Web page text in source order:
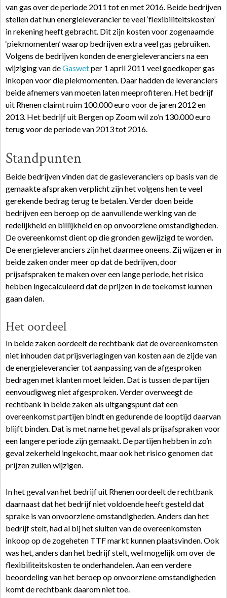
van gas over de periode 2011 tot en met 2016. Beide bedrijven
stellen dat hun energieleverancier te veel ‘flexibiliteitskosten’
in rekening heeft gebracht. Dit zijn kosten voor zogenaamde
‘piekmomenten’ waarop bedrijven extra veel gas gebruiken.
Volgens de bedrijven konden de energieleveranciers na een
wijziging van deGaswetper 1 april 2011 veel goedkoper gas
inkopen voor die piekmomenten. Daar hadden de leveranciers
beide afnemers van moeten laten meeprofiteren. Het bedrijf
uit Rhenen claimt ruim 100.000 euro voor de jaren 2012 en
2013. Het bedrijf uit Bergen op Zoom wil zo’n 130.000 euro
terug voor de periode van 2013 tot 2016.
Standpunten
Beide bedrijven vinden dat de gasleveranciers op basis van de
gemaakte afspraken verplicht zijn het volgens hen te veel
gerekende bedrag terug te betalen. Verder doen beide
bedrijven een beroep op de aanvullende werking van de
redelijkheid en billijkheid en op onvoorziene omstandigheden.
De overeenkomst dient op die gronden gewijzigd te worden.
De energieleveranciers zijn het daarmee oneens. Zij wijzen er in
beide zaken onder meer op dat de bedrijven, door
prijsafspraken te maken over een lange periode, het risico
hebben ingecalculeerd dat de prijzen in de toekomst kunnen
gaan dalen.
Het oordeel
In beide zaken oordeelt de rechtbank dat de overeenkomsten
niet inhouden dat prijsverlagingen van kosten aan de zijde van
de energieleverancier tot aanpassing van de afgesproken
bedragen met klanten moet leiden. Dat is tussen de partijen
eenvoudigweg niet afgesproken. Verder overweegt de
rechtbank in beide zaken als uitgangspunt dat een
overeenkomst partijen bindt en gedurende de looptijd daarvan
blijft binden. Dat is met name het geval als prijsafspraken voor
een langere periode zijn gemaakt. De partijen hebben in zo’n
geval zekerheid ingekocht, maar ook het risico genomen dat
prijzen zullen wijzigen.
In het geval van het bedrijf uit Rhenen oordeelt de rechtbank
daarnaast dat het bedrijf niet voldoende heeft gesteld dat
sprake is van onvoorziene omstandigheden. Anders dan het
bedrijf stelt, had al bij het sluiten van de overeenkomsten
inkoop op de zogeheten TTF markt kunnen plaatsvinden. Ook
was het, anders dan het bedrijf stelt, wel mogelijk om over de
flexibiliteitskosten te onderhandelen. Aan een verdere
beoordeling van het beroep op onvoorziene omstandigheden
komt de rechtbank daarom niet toe.